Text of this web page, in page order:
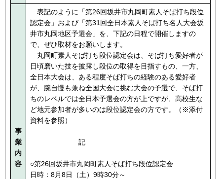
事
業
内
容
表記のように「第26回坂井市丸岡町素人そば打ち段位
認定会」および「第31回全日本素人そば打ち名人大会坂
井市丸岡地区予選会」を、下記の日程で開催しますの
で、ぜひ取材をお願いします。
丸岡町素人そば打ち段位認定会は、そば打ち愛好者が
日頃磨いた技を披露し段位の取得を目指すもの、一方、
全日本大会は、ある程度そば打ちの経験のある愛好者
が、腕自慢も兼ね全国大会に挑む大会の予選で、そば打
ちのレベルでは全日本予選会の方が上ですが、高校生な
ど地元参加者が多いのは段位認定会の方です。（※添付
資料を参照）
記
○第26回坂井市丸岡町素人そば打ち段位認定会
日時：8月8日（土）9時30分～